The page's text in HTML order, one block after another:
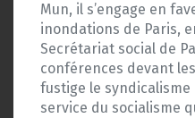
Mun, il s’engage en
inondations de Paris,
Secrétariat social de
conférences devant
fustige le
service du socialisme